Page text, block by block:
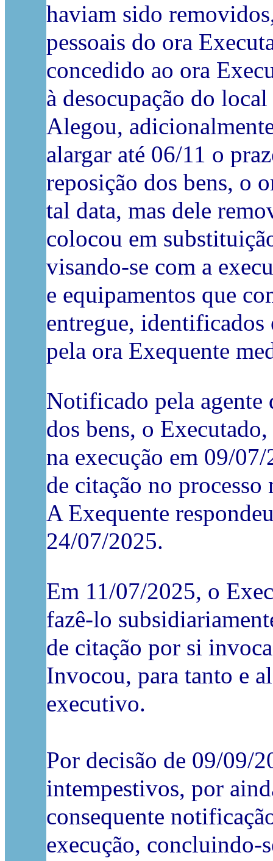
haviam sido
pessoais do ora
concedido ao ora
à desocupação do
Alegou,
alargar até 06/11 o
reposição dos bens, o
tal data, mas dele
colocou em
visando-se com a
e equipamentos que
entregue, identificados
pela ora Exequente
Notificado pela agente
dos bens, o
na execução em 09/
de citação no
A Exequente
24/07/2025.
Em 11/07/2025, o
fazê-lo
de citação por si
Invocou, para tanto e
executivo.
Por decisão de 09/09/
intempestivos, por
consequente
execução, concluindo-